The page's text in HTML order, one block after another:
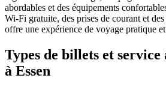
abordables et des équipements
Wi-Fi gratuite, des prises de courant et
offre une expérience de voyage pratique
Types de billets et
à Essen